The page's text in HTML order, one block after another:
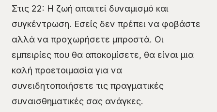
Στις 22: Η ζωή απαιτεί δυναμισμό και
συγκέντρωση. Εσείς δεν πρέπει να φοβάστε
αλλά να προχωρήσετε μπροστά. Οι
εμπειρίες που θα αποκομίσετε, θα είναι μια
καλή προετοιμασία για να
συνειδητοποιήσετε τις πραγματικές
συναισθηματικές σας ανάγκες.